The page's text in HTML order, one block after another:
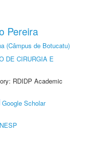
Pereira
(Câmpus de Botucatu)
DE CIRURGIA E
RDIDP Academic
Google Scholar